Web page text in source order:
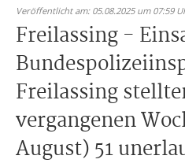
Veröffentlicht am: 05.08.2025 um 07:59
Freilassing -
Freilassing
vergangenen
August) 51